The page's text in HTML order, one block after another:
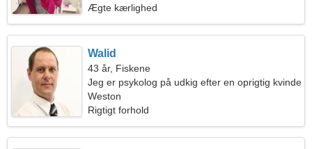
Ægte kærlighed
Walid
43 år, Fiskene
Jeg er psykolog på udkig efter en oprigtig kvinde
Weston
Rigtigt forhold